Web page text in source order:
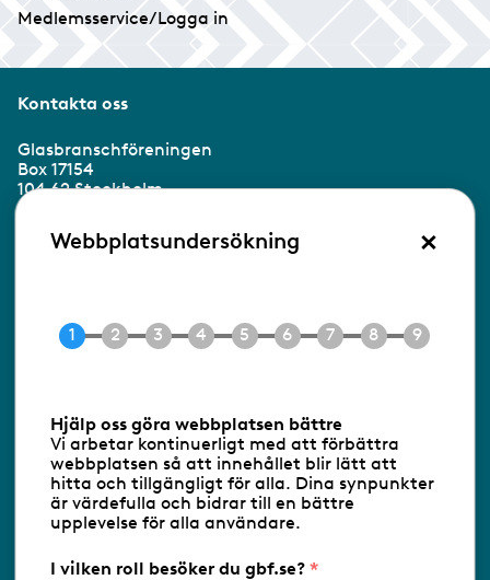
Medlemsservice/Logga in
Kontakta oss
Glasbranschföreningen
Box 17154
104 62 Stockholm
Besöksadress:
Ringvägen 100
E-post info@gbf.se
Följ oss via RSS
Databasens namn:www.gbf.se-
Glasbranschföreningen AB - Ansvarig
Webbplatsundersökning ×
Hjälp oss göra webbplatsen bättre
Vi arbetar kontinuerligt med att förbättra
webbplatsen så att innehållet blir lätt att
hitta och tillgängligt för alla. Dina synpunkter
är värdefulla och bidrar till en bättre
upplevelse för alla användare.
I vilken roll besöker du gbf.se?